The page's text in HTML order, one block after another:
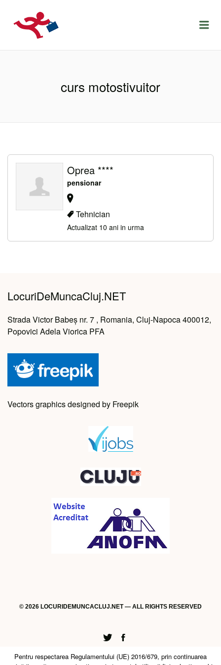
LOCURIDEMUNCACLUJ.NET
curs motostivuitor
Oprea ****
pensionar
Tehnician
Actualizat 10 ani in urma
LocuriDeMuncaCluj.NET
Strada Victor Babeș nr. 7 , Romania, Cluj-Napoca 400012,
Popovici Adela Viorica PFA
Vectors graphics designed by Freepik
© 2026 LOCURIDEMUNCACLUJ.NET — ALL RIGHTS RESERVED
Twitter
Facebook
Pentru respectarea Regulamentului (UE) 2016/679, prin continuarea